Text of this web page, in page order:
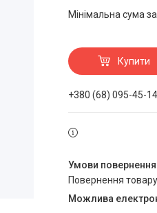
Мінімальна сума
Купити
+380 (68) 095-45-14
повернення